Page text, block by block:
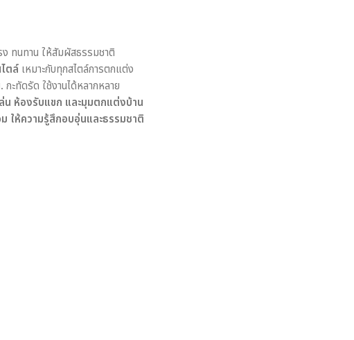
ทนทาน ให้สัมผัสธรรมชาติ
ตล์ เหมาะกับทุกสไตล์การตกแต่ง
กะทัดรัด ใช้งานได้หลากหลาย
น ห้องรับแขก และมุมตกแต่งบ้าน
ให้ความรู้สึกอบอุ่นและธรรมชาติ